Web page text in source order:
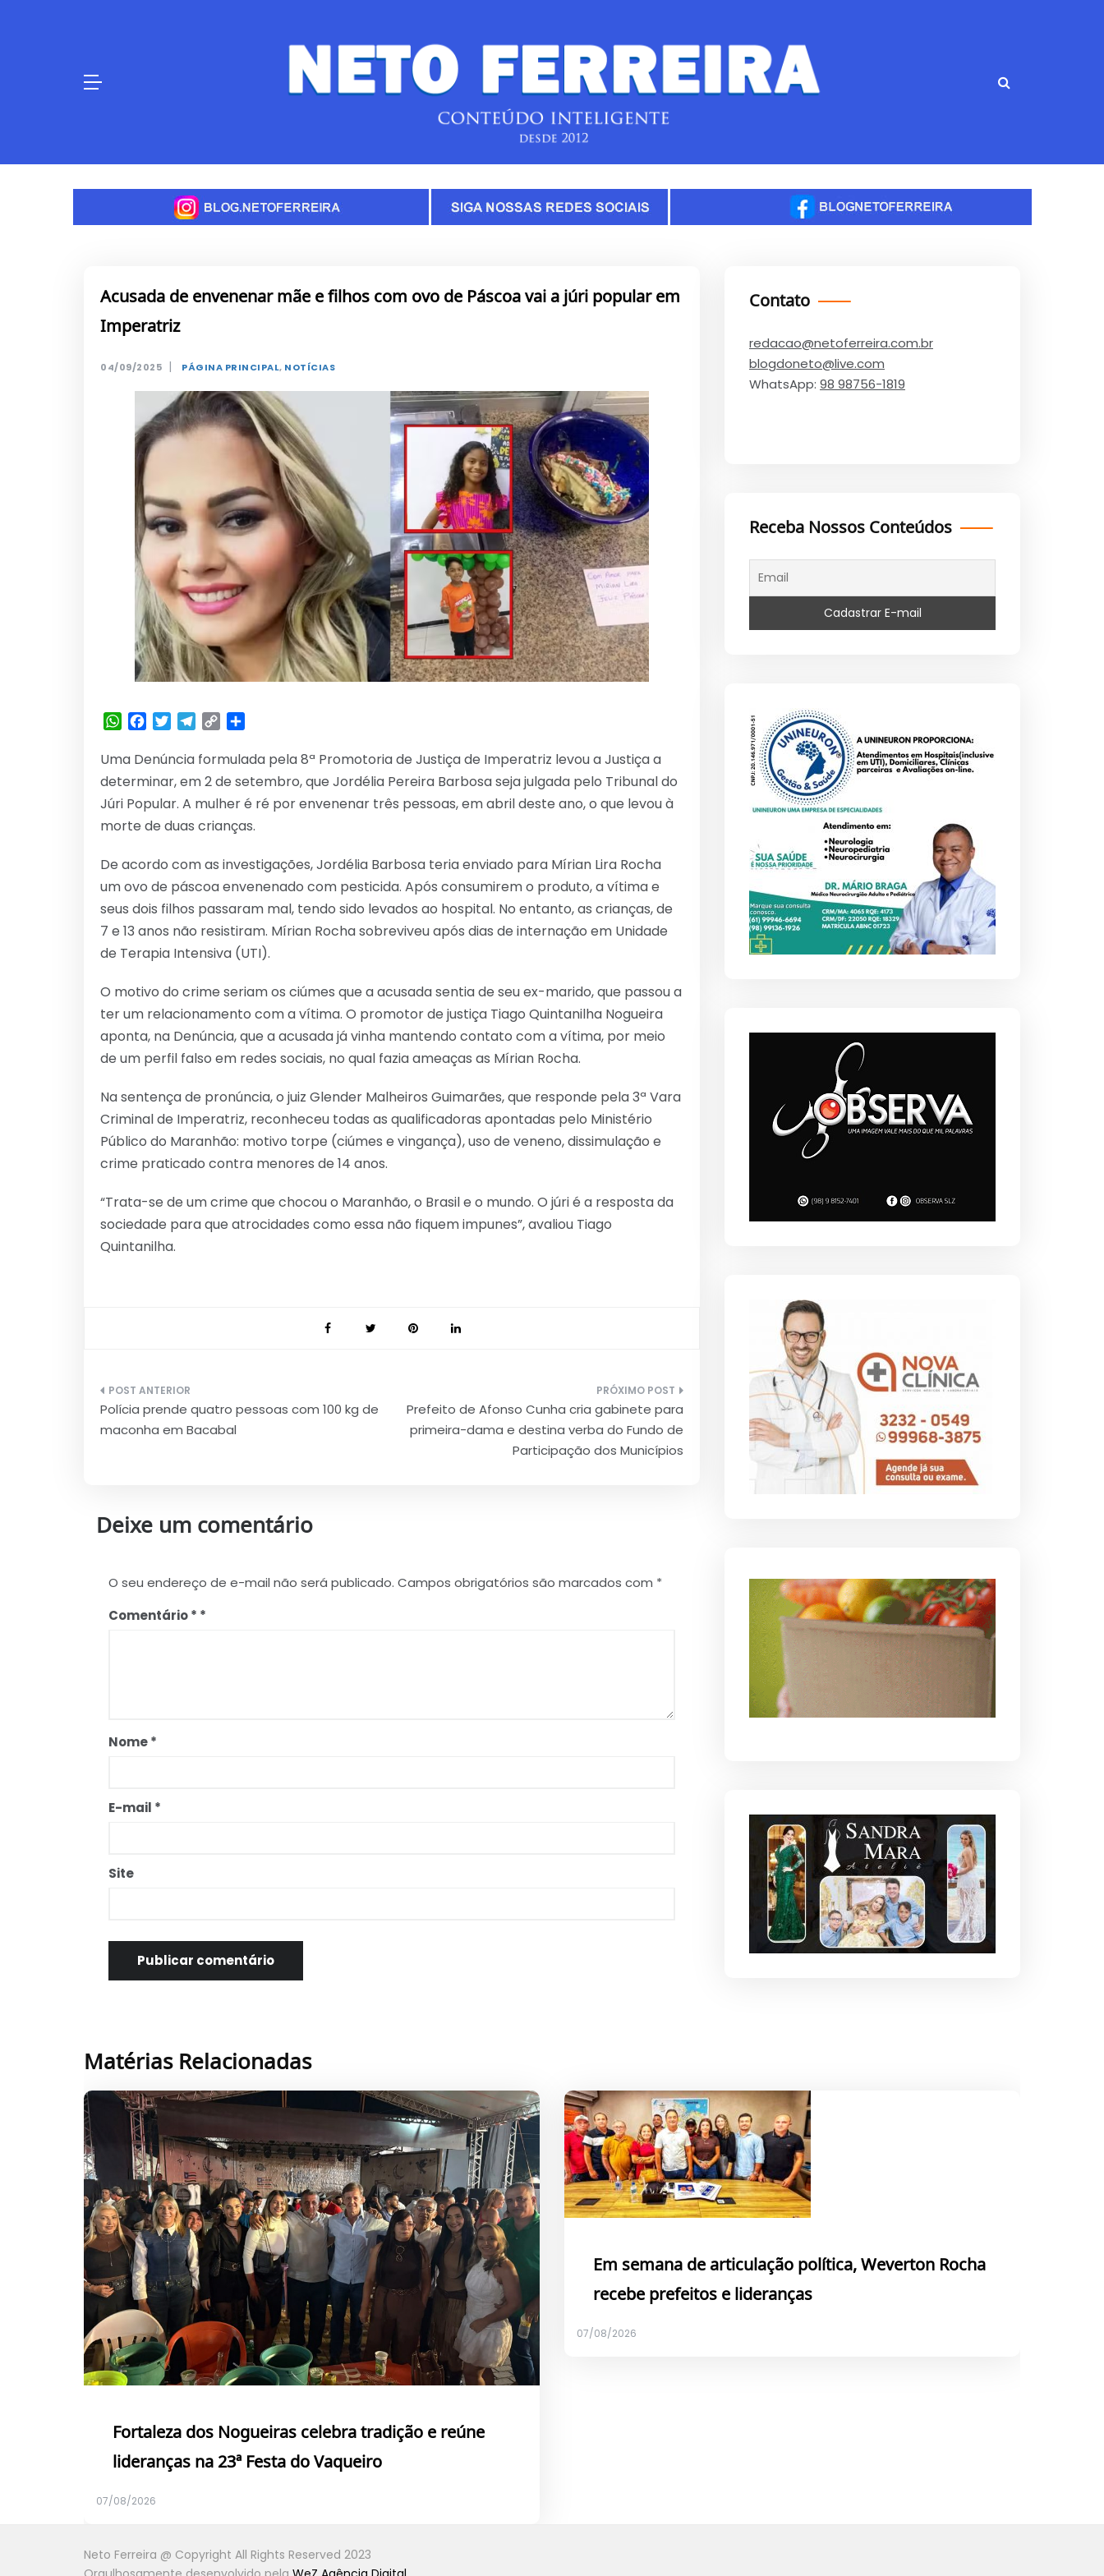
Acusada de envenenar mãe e filhos com ovo de Páscoa vai a júri popular em
Imperatriz
04/09/2025 | PÁGINA PRINCIPAL, NOTÍCIAS
WhatsApp
Facebook
TwitterTelegram
Copy
Uma Denúncia formulada pela 8ª Promotoria de Justiça de Imperatriz levou a Justiça a
determinar, em 2 de setembro, que Jordélia Pereira Barbosa seja julgada pelo Tribunal do
Júri Popular. A mulher é ré por envenenar três pessoas, em abril deste ano, o que levou à
morte de duas crianças.
De acordo com as investigações, Jordélia Barbosa teria enviado para Mírian Lira Rocha
um ovo de páscoa envenenado com pesticida. Após consumirem o produto, a vítima e
seus dois filhos passaram mal, tendo sido levados ao hospital. No entanto, as crianças, de
7 e 13 anos não resistiram. Mírian Rocha sobreviveu após dias de internação em Unidade
de Terapia Intensiva (UTI).
O motivo do crime seriam os ciúmes que a acusada sentia de seu ex-marido, que passou a
ter um relacionamento com a vítima. O promotor de justiça Tiago Quintanilha Nogueira
aponta, na Denúncia, que a acusada já vinha mantendo contato com a vítima, por meio
de um perfil falso em redes sociais, no qual fazia ameaças as Mírian Rocha.
Na sentença de pronúncia, o juiz Glender Malheiros Guimarães, que responde pela 3ª Vara
Criminal de Imperatriz, reconheceu todas as qualificadoras apontadas pelo Ministério
Público do Maranhão: motivo torpe (ciúmes e vingança), uso de veneno, dissimulação e
crime praticado contra menores de 14 anos.
“Trata-se de um crime que chocou o Maranhão, o Brasil e o mundo. O júri é a resposta da
sociedade para que atrocidades como essa não fiquem impunes”, avaliou Tiago
Quintanilha.
Navegação
de
Polícia prende quatro pessoas com 100 kg de
maconha em Bacabal
Prefeito de Afonso Cunha cria gabinete para
primeira-dama e destina verba do Fundo de
Participação dos Municípios
Deixe um comentário
O seu endereço de e-mail não será publicado. Campos obrigatórios são marcados com *
Comentário*
Nome*
E-mail *
Site
Contato
redacao@netoferreira.com.br
blogdoneto@live.com
WhatsApp: 98 98756-1819
Receba Nossos Conteúdos
Matérias Relacionadas
Fortaleza dos Nogueiras celebra tradição e reúne
lideranças na 23ª Festa do Vaqueiro
07/08/2026
Em semana de articulação política, Weverton Rocha
recebe prefeitos e lideranças
07/08/2026
Neto Ferreira @ Copyright All Rights Reserved 2023